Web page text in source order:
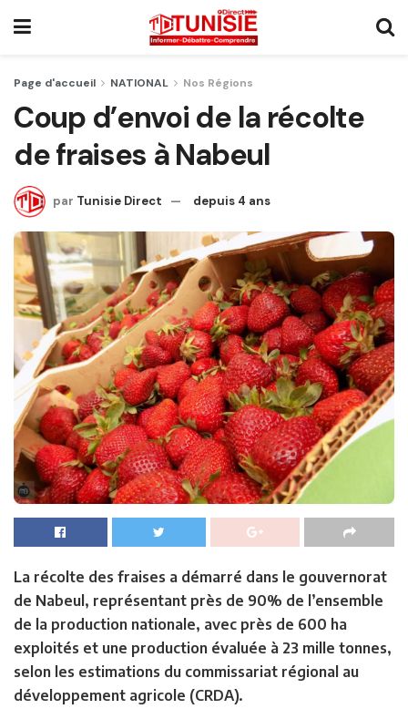
Page d'accueil NATIONAL Nos Régions
Coup d’envoi de la récolte
de fraises à Nabeul
par Tunisie Direct depuis 4 ans
La récolte des fraises a démarré dans le gouvernorat
de Nabeul, représentant près de 90% de l’ensemble
de la production nationale, avec près de 600 ha
exploités et une production évaluée à 23 mille tonnes,
selon les estimations du commissariat régional au
développement agricole (CRDA).